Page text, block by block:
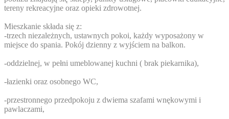
tereny rekreacyjne oraz opieki zdrowotnej.
Mieszkanie składa się z:
-trzech niezależnych, ustawnych pokoi, każdy wyposażony w
miejsce do spania. Pokój dzienny z wyjściem na balkon.
-oddzielnej, w pełni umeblowanej kuchni ( brak piekarnika),
-łazienki oraz osobnego WC,
-przestronnego przedpokoju z dwiema szafami wnękowymi i
pawlaczami,